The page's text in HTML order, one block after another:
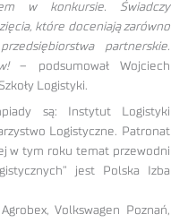
w konkursie. Świadczy
które doceniają zarówno
partnerskie.
– podsumował Wojciech
Logistyki.
są: Instytut Logistyki
Logistyczne. Patronat
w tym roku temat przewodni
jest Polska Izba
Volkswagen Poznań,